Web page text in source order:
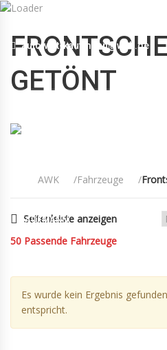
autowelt-kaufmann@web.de
KAUFMANN
GETÖNT
AWK Fahrzeuge
Seitenleiste anzeigen
50 Passende Fahrzeuge
Es wurde kein Ergebnis
entspricht.